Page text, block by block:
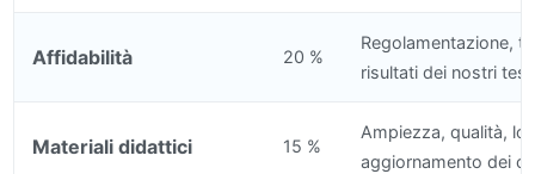
Affidabilità 20 %
Regolamentazione,
risultati dei nostri test
Materiali didattici 15 %
Ampiezza, qualità,
aggiornamento dei